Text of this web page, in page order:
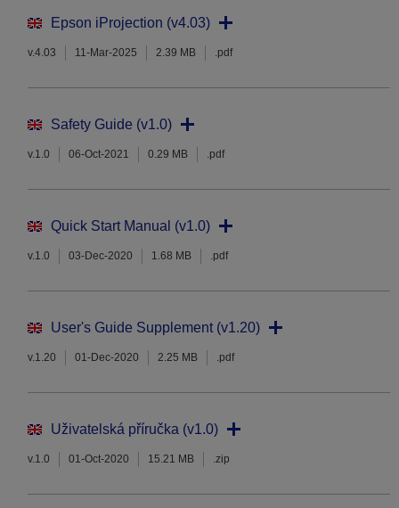
Epson iProjection (v4.03)
v.4.03 11-Mar-2025 2.39 MB .pdf
Safety Guide (v1.0)
v.1.0 06-Oct-2021 0.29 MB .pdf
Quick Start Manual (v1.0)
v.1.0 03-Dec-2020 1.68 MB .pdf
User's Guide Supplement (v1.20)
v.1.20 01-Dec-2020 2.25 MB .pdf
Uživatelská příručka (v1.0)
v.1.0 01-Oct-2020 15.21 MB .zip